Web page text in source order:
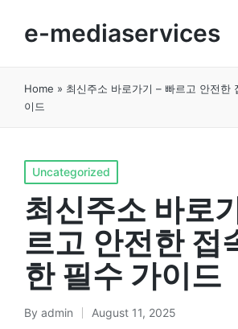
e-mediaservices
Home » 최신주소 바로가기 – 빠르고 안전한
이드
Posted
in
Uncategorized
최신주소 바로
르고 안전한 접
한 필수 가이드
Posted
By admin August 11, 2025